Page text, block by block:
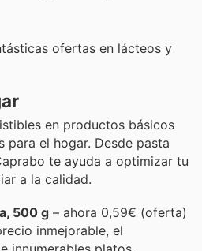
ofertas en lácteos y
en productos básicos
para el hogar. Desde pasta
te ayuda a optimizar tu
a la calidad.
500 g – ahora 0,59€ (oferta)
inmejorable, el